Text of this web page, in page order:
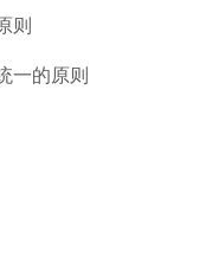
则
一的原则